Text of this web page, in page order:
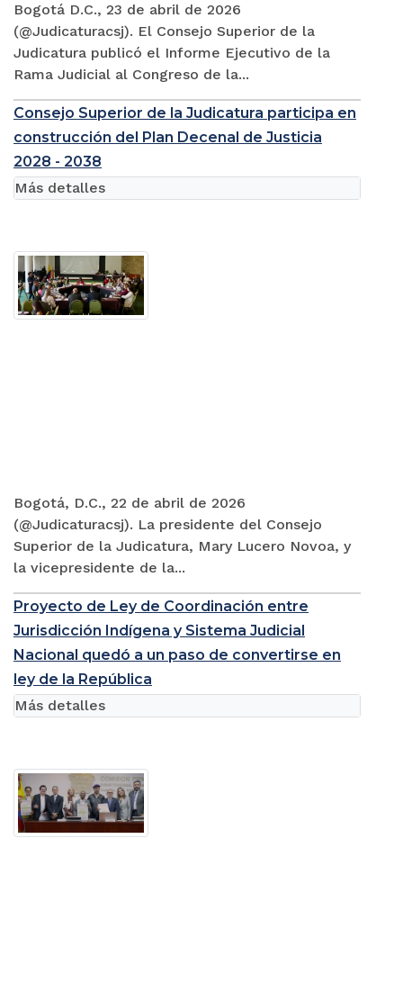
Bogotá D.C., 23 de abril de 2026
(@Judicaturacsj). El Consejo Superior de la
Judicatura publicó el Informe Ejecutivo de la
Rama Judicial al Congreso de la...
Consejo Superior de la Judicatura participa en
construcción del Plan Decenal de Justicia
2028 - 2038
Bogotá, D.C., 22 de abril de 2026
(@Judicaturacsj). La presidente del Consejo
Superior de la Judicatura, Mary Lucero Novoa, y
la vicepresidente de la...
Más detalles
Proyecto de Ley de Coordinación entre
Jurisdicción Indígena y Sistema Judicial
Nacional quedó a un paso de convertirse en
ley de la República
Más detalles